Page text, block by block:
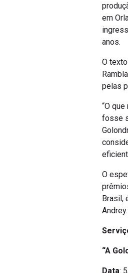
em
anos.
O
pelas
“O
fosse
O
Brasil,
Andrey.
“A
Data: